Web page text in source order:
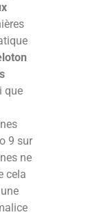
que
9 sur
ne
cela